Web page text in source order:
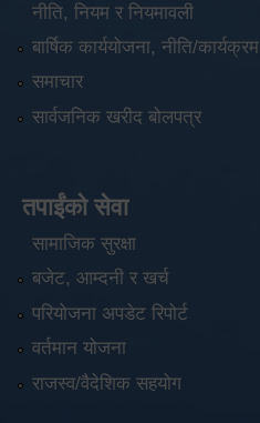
नीति, नियम र नियमावली
बार्षिक कार्ययोजना, नीति/कार्यक्रम
समाचार
सार्वजनिक खरीद बोलपत्र
तपाईंको सेवा
सामाजिक सुरक्षा
बजेट, आम्दनी र खर्च
परियोजना अपडेट रिपोर्ट
वर्तमान योजना
राजस्व/वैदेशिक सहयोग